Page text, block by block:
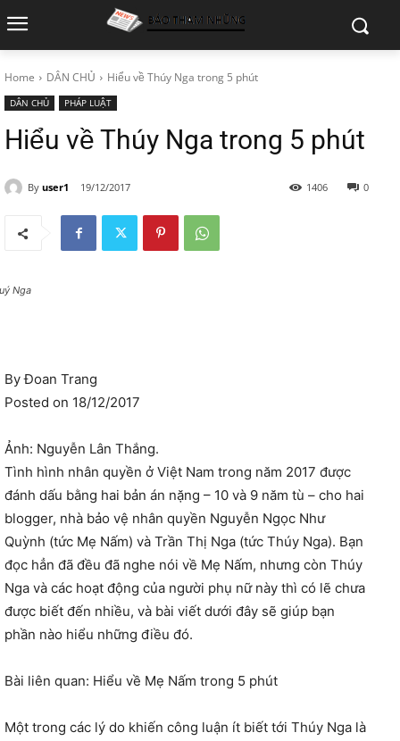
Home DÂN CHỦ Hiểu về Thúy Nga trong 5 phút
DÂN CHỦ PHÁP LUẬT
Hiểu về Thúy Nga trong 5 phút
By user1 19/12/2017 0
1406
Nga
By Đoan Trang
Posted on 18/12/2017
Ảnh: Nguyễn Lân Thắng.
Tình hình nhân quyền ở Việt Nam trong năm 2017 được
đánh dấu bằng hai bản án nặng – 10 và 9 năm tù – cho hai
blogger, nhà bảo vệ nhân quyền Nguyễn Ngọc Như
Quỳnh (tức Mẹ Nấm) và Trần Thị Nga (tức Thúy Nga). Bạn
đọc hẳn đã đều đã nghe nói về Mẹ Nấm, nhưng còn Thúy
Nga và các hoạt động của người phụ nữ này thì có lẽ chưa
được biết đến nhiều, và bài viết dưới đây sẽ giúp bạn
phần nào hiểu những điều đó.
Bài liên quan: Hiểu về Mẹ Nấm trong 5 phút
Một trong các lý do khiến công luận ít biết tới Thúy Nga là